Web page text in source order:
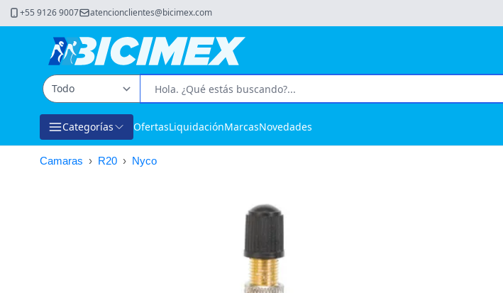
+55 9126 9007 atencionclientes@bicimex.com
Categorías OfertasLiquidaciónMarcasNovedades
Camaras › R20 › Nyco